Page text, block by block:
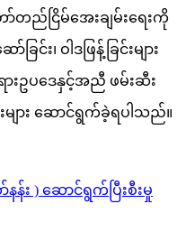
တည်ငြိမ်အေးချမ်းရေးကို
င်း၊ ဝါဒဖြန့်ခြင်းများ
ဥပဒေနှင့်အညီ ဖမ်းဆီး
ျား ဆောင်ရွက်ခဲ့ရပါသည်။
န်း ) ဆောင်ရွက်ပြီးစီးမှု